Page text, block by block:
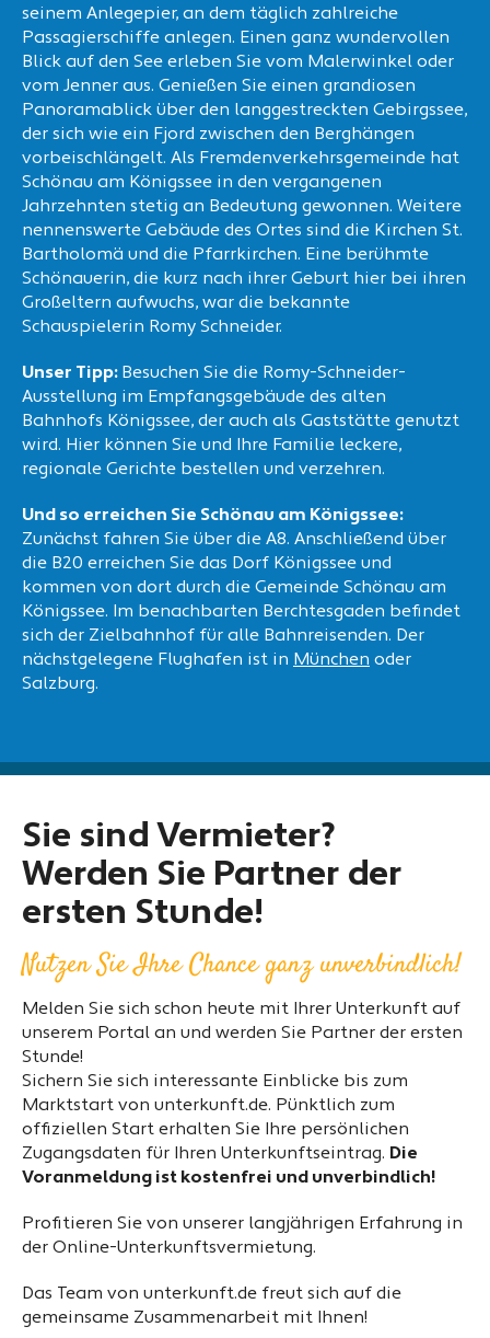
seinem Anlegepier, an dem täglich zahlreiche
Passagierschiffe anlegen. Einen ganz wundervollen
Blick auf den See erleben Sie vom Malerwinkel oder
vom Jenner aus. Genießen Sie einen grandiosen
Panoramablick über den langgestreckten Gebirgssee,
der sich wie ein Fjord zwischen den Berghängen
vorbeischlängelt. Als Fremdenverkehrsgemeinde hat
Schönau am Königssee in den vergangenen
Jahrzehnten stetig an Bedeutung gewonnen. Weitere
nennenswerte Gebäude des Ortes sind die Kirchen St.
Bartholomä und die Pfarrkirchen. Eine berühmte
Schönauerin, die kurz nach ihrer Geburt hier bei ihren
Großeltern aufwuchs, war die bekannte
Schauspielerin Romy Schneider.
Unser Tipp: Besuchen Sie die Romy-Schneider-
Ausstellung im Empfangsgebäude des alten
Bahnhofs Königssee, der auch als Gaststätte genutzt
wird. Hier können Sie und Ihre Familie leckere,
regionale Gerichte bestellen und verzehren.
Und so erreichen Sie Schönau am Königssee:
Zunächst fahren Sie über die A8. Anschließend über
die B20 erreichen Sie das Dorf Königssee und
kommen von dort durch die Gemeinde Schönau am
Königssee. Im benachbarten Berchtesgaden befindet
sich der Zielbahnhof für alle Bahnreisenden. Der
nächstgelegene Flughafen ist in München oder
Salzburg.
Sie sind Vermieter?
Werden Sie Partner der
ersten Stunde!
Nutzen Sie Ihre Chance ganz unverbindlich!
Melden Sie sich schon heute mit Ihrer Unterkunft auf
unserem Portal an und werden Sie Partner der ersten
Stunde!
Sichern Sie sich interessante Einblicke bis zum
Marktstart von unterkunft.de. Pünktlich zum
offiziellen Start erhalten Sie Ihre persönlichen
Zugangsdaten für Ihren Unterkunftseintrag. Die
Voranmeldung ist kostenfrei und unverbindlich!
Profitieren Sie von unserer langjährigen Erfahrung in
der Online-Unterkunftsvermietung.
Das Team von unterkunft.de freut sich auf die
gemeinsame Zusammenarbeit mit Ihnen!